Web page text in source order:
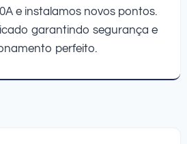
e instalamos novos pontos.
garantindo segurança e
perfeito.